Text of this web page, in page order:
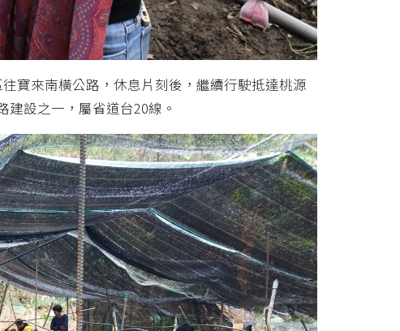
寶來南橫公路，休息片刻後，繼續行駛抵達桃源
設之一，屬省道台20線。